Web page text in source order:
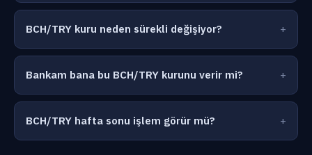
BCH/TRY kuru neden sürekli değişiyor?
Bankam bana bu BCH/TRY kurunu verir mi?
BCH/TRY hafta sonu işlem görür mü?